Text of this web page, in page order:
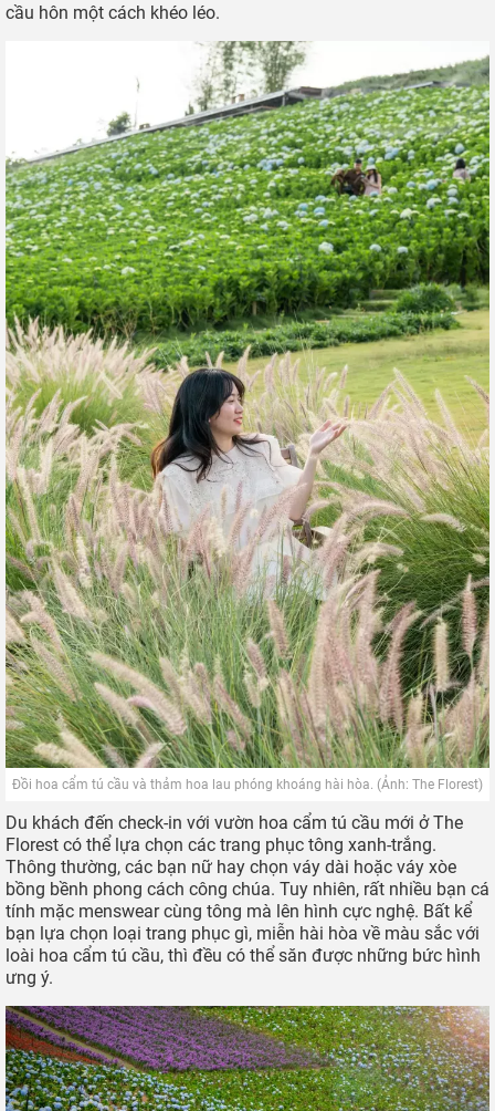
cầu hôn một cách khéo léo.
Đồi hoa cẩm tú cầu và thảm hoa lau phóng khoáng hài hòa. (Ảnh: The Florest)
Du khách đến check-in với vườn hoa cẩm tú cầu mới ở The
Florest có thể lựa chọn các trang phục tông xanh-trắng.
Thông thường, các bạn nữ hay chọn váy dài hoặc váy xòe
bồng bềnh phong cách công chúa. Tuy nhiên, rất nhiều bạn cá
tính mặc menswear cùng tông mà lên hình cực nghệ. Bất kể
bạn lựa chọn loại trang phục gì, miễn hài hòa về màu sắc với
loài hoa cẩm tú cầu, thì đều có thể săn được những bức hình
ưng ý.